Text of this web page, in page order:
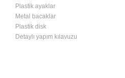
Plastik ayaklar
Metal bacaklar
Plastik disk
Detaylı yapım kılavuzu